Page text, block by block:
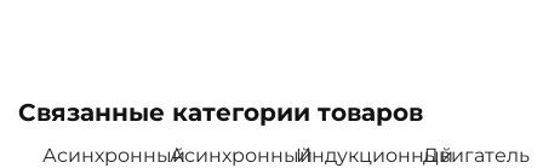
Связанные категории товаров
АсинхронныйАсинхронныйИндукционныйДвигатель